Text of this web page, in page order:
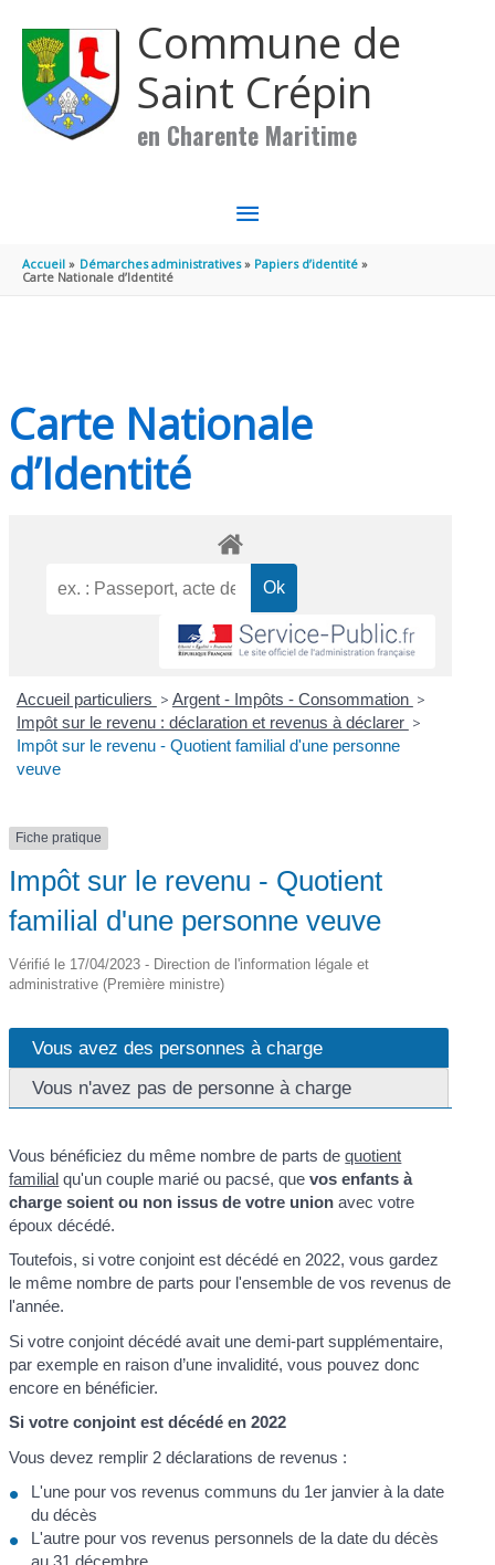
Commune de
Saint Crépin
en Charente Maritime
MENU
PRINCIPAL
Accueil Démarches administratives
Papiers d’identité
Carte Nationale d’Identité
Carte Nationale
d’Identité
Accueil particuliers > Argent - Impôts - Consommation >
Impôt sur le revenu : déclaration et revenus à déclarer >
Impôt sur le revenu - Quotient familial d'une personne
veuve
Fiche pratique
Impôt sur le revenu - Quotient
familial d'une personne veuve
Vérifié le 17/04/2023 - Direction de l'information légale et
administrative (Première ministre)
Vous avez des personnes à charge
Vous n'avez pas de personne à charge
Vous bénéficiez du même nombre de parts dequotient
familial qu'un couple marié ou pacsé, quevos enfants à
charge soient ou non issus de votre unionavec votre
époux décédé.
Toutefois, si votre conjoint est décédé en 2022, vous gardez
le même nombre de parts pour l'ensemble de vos revenus de
l'année.
Si votre conjoint décédé avait une demi-part supplémentaire,
par exemple en raison d’une invalidité, vous pouvez donc
encore en bénéficier.
Si votre conjoint est décédé en 2022
Vous devez remplir 2 déclarations de revenus :
L'une pour vos revenus communs du 1er janvier à la date
du décès
L'autre pour vos revenus personnels de la date du décès